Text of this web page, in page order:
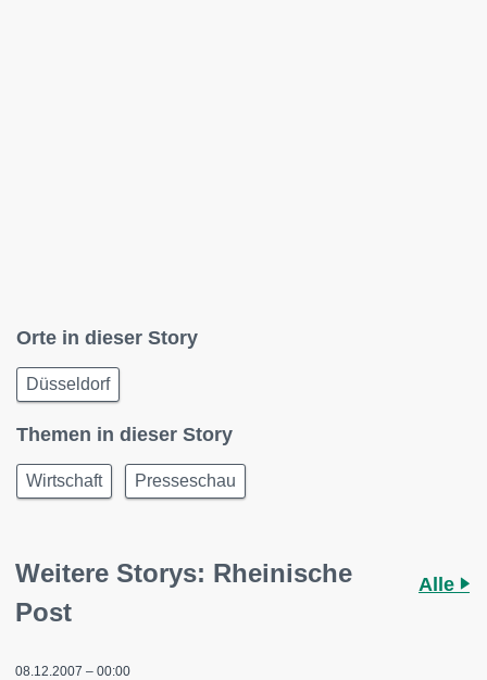
Orte in dieser Story
Düsseldorf
Themen in dieser Story
Wirtschaft Presseschau
Weitere Storys: Rheinische
Post
Alle
08.12.2007 – 00:00